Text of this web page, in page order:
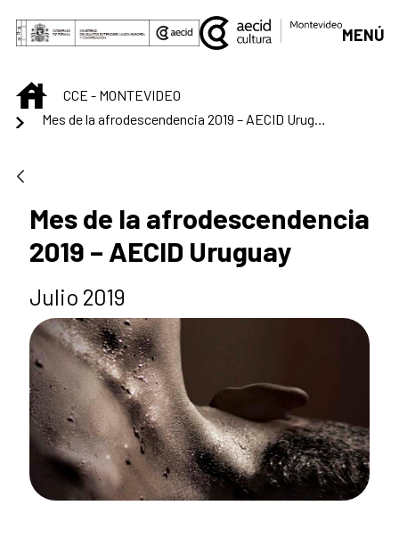
Saut au contenu principal
MENÚ
INICIOCCE - MONTEVIDEO
Mes de la afrodescendencia 2019 – AECID Uruguay
Mes de la afrodescendencia
2019 – AECID Uruguay
Julio 2019